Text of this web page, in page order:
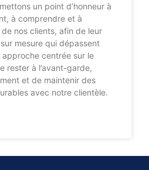
un point d’honneur à
à comprendre et à
nos clients, afin de leur
mesure qui dépassent
centrée sur le
rester à l’avant-garde,
et de maintenir des
avec notre clientèle.